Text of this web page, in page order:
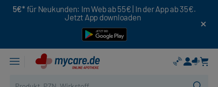
5€* für Neukunden: Im Web ab 55€ | In der App ab 35€.
Jetzt App downloaden